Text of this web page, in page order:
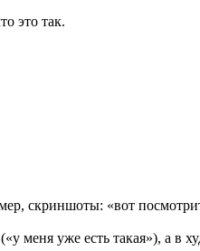
это так.
скриншоты: «вот
меня уже есть такая»), а